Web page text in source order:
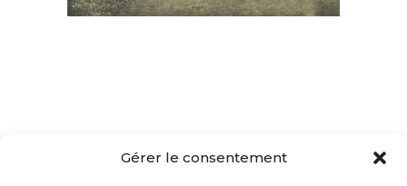
Gérer le consentement